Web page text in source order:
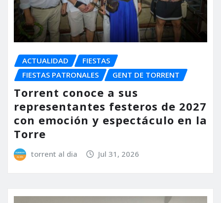
ACTUALIDAD
FIESTAS
FIESTAS PATRONALES
GENT DE TORRENT
Torrent conoce a sus
representantes festeros de 2027
con emoción y espectáculo en la
Torre
torrent al dia Jul 31, 2026